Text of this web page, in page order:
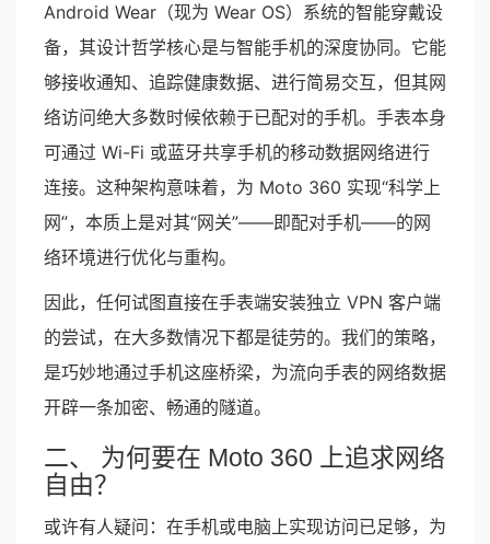
Android Wear（现为 Wear OS）系统的智能穿戴设
备，其设计哲学核心是与智能手机的深度协同。它能
够接收通知、追踪健康数据、进行简易交互，但其网
络访问绝大多数时候依赖于已配对的手机。手表本身
可通过 Wi-Fi 或蓝牙共享手机的移动数据网络进行
连接。这种架构意味着，为 Moto 360 实现“科学上
网”，本质上是对其“网关”——即配对手机——的网
络环境进行优化与重构。
因此，任何试图直接在手表端安装独立 VPN 客户端
的尝试，在大多数情况下都是徒劳的。我们的策略，
是巧妙地通过手机这座桥梁，为流向手表的网络数据
开辟一条加密、畅通的隧道。
二、 为何要在 Moto 360 上追求网络
自由？
或许有人疑问：在手机或电脑上实现访问已足够，为